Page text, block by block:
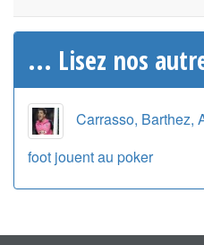
... Lisez nos
Carrasso, Barthez,
foot jouent au poker